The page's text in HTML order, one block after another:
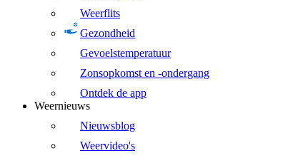
Weerflits
Gezondheid
Gevoelstemperatuur
Zonsopkomst en -ondergang
Ontdek de app
Weernieuws
Nieuwsblog
Weervideo's